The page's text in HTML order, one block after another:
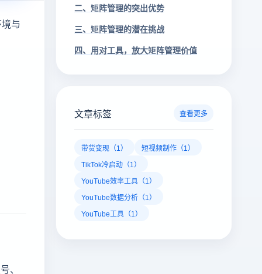
与
、
二、矩阵管理的突出优势
三、矩阵管理的潜在挑战
四、用对工具，放大矩阵管理价值
文章标签 查看更多
带货变现（1）
短视频制作（1）
TikTok冷启动（1）
YouTube效率工具（1）
YouTube数据分析（1）
YouTube工具（1）